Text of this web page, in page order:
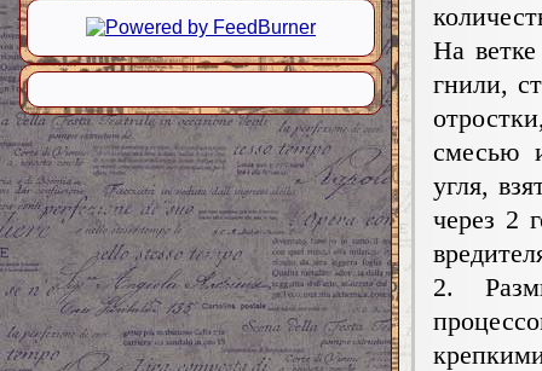
На
гнили,
смесью
угля,
через 2
2.